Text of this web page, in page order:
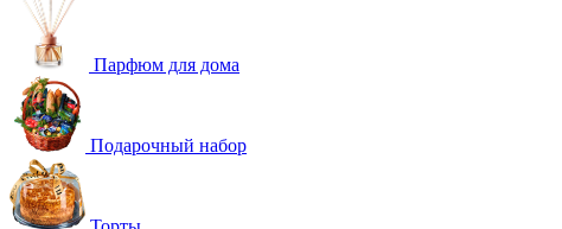
Парфюм для дома
Подарочный набор